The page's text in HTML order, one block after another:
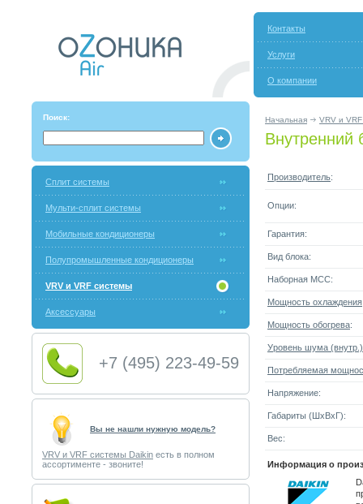
Контакты
Услуги
О компании
Поиск: Начальная VRV и
Внутренний
Сплит системы
Мульти-сплит системы
Мобильные кондиционеры
Полупромышленные кондиционеры
VRV и VRF системы
Аксессуары
+7 (495) 223-49-59
Вы не нашли нужную модель?
VRV и VRF системы Daikin есть в полном
ассортименте - звоните!
Производитель:
Опции:
Гарантия:
Вид блока:
Наборная МСС:
Мощность охлаждения
Мощность обогрева:
Уровень шума (внутр.)
Потребляемая
Напряжение:
Габариты (ШxВxГ):
Вес:
Информация о